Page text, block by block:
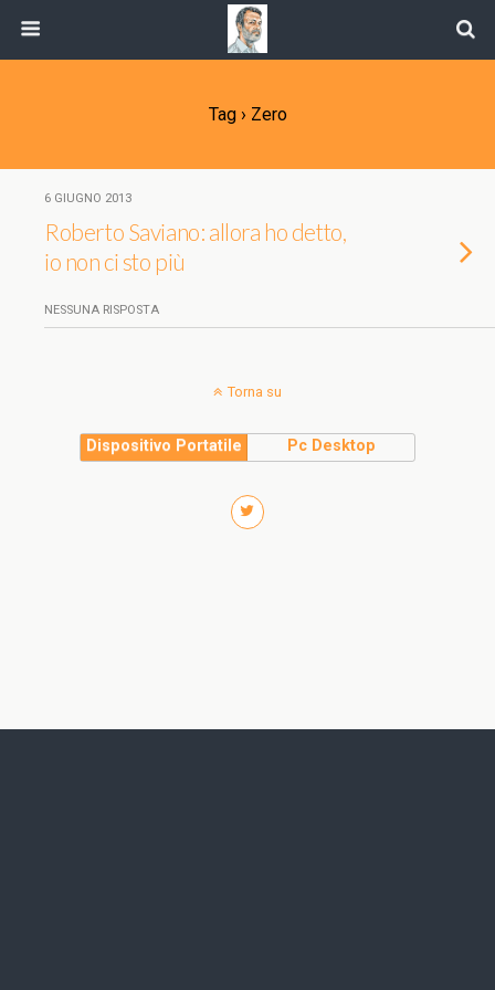
Tag › Zero
6 GIUGNO 2013
Roberto Saviano: allora ho detto,
io non ci sto più
NESSUNA RISPOSTA
Torna su
Dispositivo Portatile Pc Desktop